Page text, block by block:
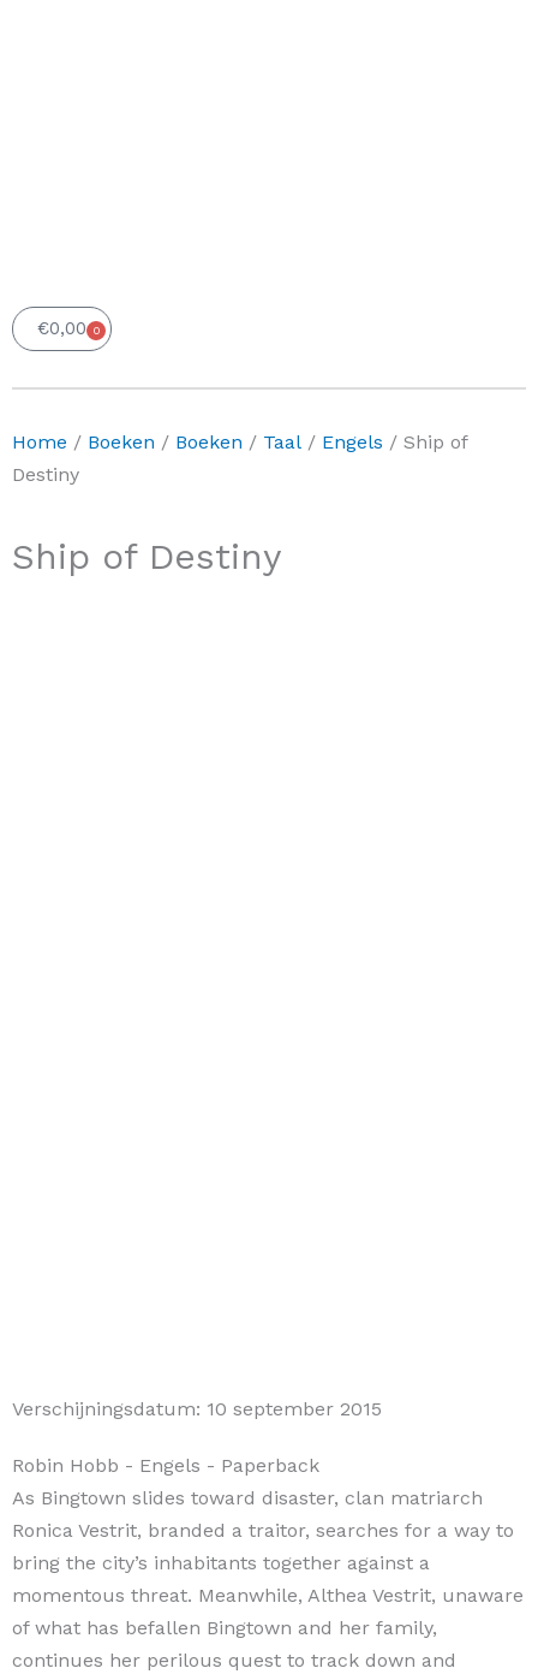
€0,00 0
Winkelwagen
Home / Boeken / Boeken / Taal / Engels / Ship of
Destiny
Ship of Destiny
Verschijningsdatum: 10 september 2015
Robin Hobb - Engels - Paperback
As Bingtown slides toward disaster, clan matriarch
Ronica Vestrit, branded a traitor, searches for a way to
bring the city’s inhabitants together against a
momentous threat. Meanwhile, Althea Vestrit, unaware
of what has befallen Bingtown and her family,
continues her perilous quest to track down and